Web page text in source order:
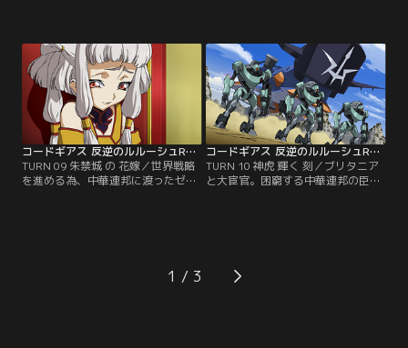
たものは？同じ頃、トウキョウ湾に
侵入した黒の騎士団にスザクが迫
る！ゼロも騎士団もこのまま壊滅し
てしまうのか…！？【提供：バンダ
イチャンネル】
虐殺皇女の歴史が再現されてしまう
のか？その時、ゼロがスザクに驚愕
の取引を申し出る。果たして、百万
のキセキとは…？【提供：バンダイ
チャンネル】
コードギアス 反逆のルルーシュR2 第09話
TURN 09 朱禁城 の 花嫁／世界戦略
を進める為、中華連邦に渡ったゼロ
策謀、様々な思惑が渦巻くその宴に
ゼロが姿を現した！【提供：バンダ
コードギアス 反逆のルルーシュR2 第10話
TURN 10 神虎 輝く 刻／ブリタニア
と大宦官。困窮する中華連邦の臣民
脅威のナイトメア「神虎」がついに
牙を剥く！その餌食となるのは！？
1